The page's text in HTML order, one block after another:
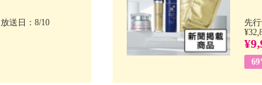
送日：8/10
先